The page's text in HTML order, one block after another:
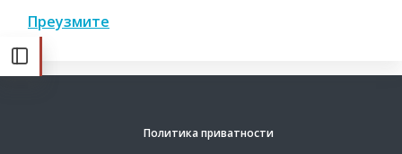
Преузмите
Политика приватности